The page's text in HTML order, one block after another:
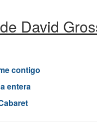
David
contigo
entera